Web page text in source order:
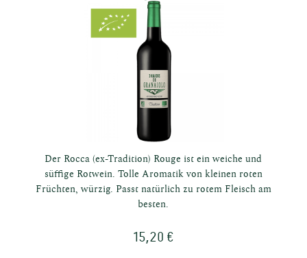
in
Der Rocca (ex-Tradition) Rouge ist ein weiche und
süffige Rotwein. Tolle Aromatik von kleinen roten
Früchten, würzig. Passt natürlich zu rotem Fleisch am
besten.
15,20 €